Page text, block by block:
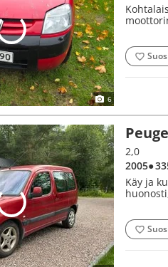
6
2,0
2005●
Käy ja